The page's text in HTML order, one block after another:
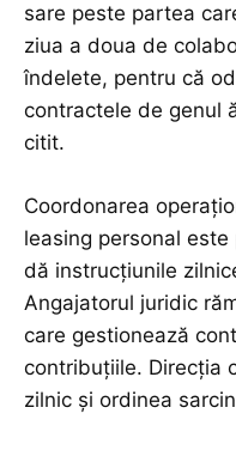
sare peste partea
ziua a doua de
îndelete, pentru că
contractele de genul
citit.
Coordonarea
leasing personal
dă instrucțiunile
Angajatorul juridic
care gestionează
contribuțiile. Direcția
zilnic și ordinea